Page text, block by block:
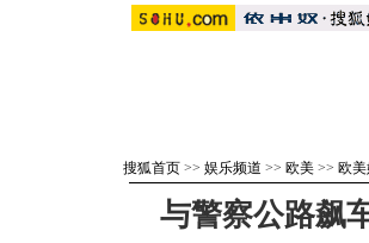
搜狐首页>> 娱乐频道 >> 欧美>> 欧
与警察公路飙